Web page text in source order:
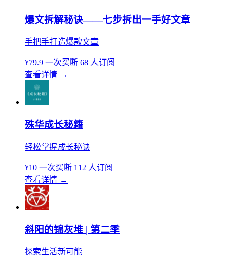
爆文拆解秘诀——七步拆出一手好文章
手把手打造爆款文章
¥79.9 一次买断 68 人订阅
查看详情 →
殊华成长秘籍
轻松掌握成长秘诀
¥10 一次买断 112 人订阅
查看详情 →
斜阳的锦灰堆 | 第二季
探索生活新可能